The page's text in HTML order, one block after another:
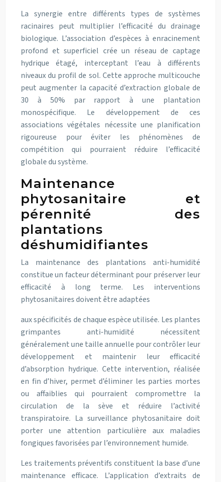
La synergie entre différents types de systèmes
racinaires peut multiplier l’efficacité du drainage
biologique. L’association d’espèces à enracinement
profond et superficiel crée un réseau de captage
hydrique étagé, interceptant l’eau à différents
niveaux du profil de sol. Cette approche multicouche
peut augmenter la capacité d’extraction globale de
30 à 50% par rapport à une plantation
monospécifique. Le développement de ces
associations végétales nécessite une planification
rigoureuse pour éviter les phénomènes de
compétition qui pourraient réduire l’efficacité
globale du système.
Maintenance
phytosanitaire et
pérennité des
plantations
déshumidifiantes
La maintenance des plantations anti-humidité
constitue un facteur déterminant pour préserver leur
efficacité à long terme. Les interventions
phytosanitaires doivent être adaptées
aux spécificités de chaque espèce utilisée. Les plantes
grimpantes anti-humidité nécessitent
généralement une taille annuelle pour contrôler leur
développement et maintenir leur efficacité
d’absorption hydrique. Cette intervention, réalisée
en fin d’hiver, permet d’éliminer les parties mortes
ou affaiblies qui pourraient compromettre la
circulation de la sève et réduire l’activité
transpiratoire. La surveillance phytosanitaire doit
porter une attention particulière aux maladies
fongiques favorisées par l’environnement humide.
Les traitements préventifs constituent la base d’une
maintenance efficace. L’application d’extraits de